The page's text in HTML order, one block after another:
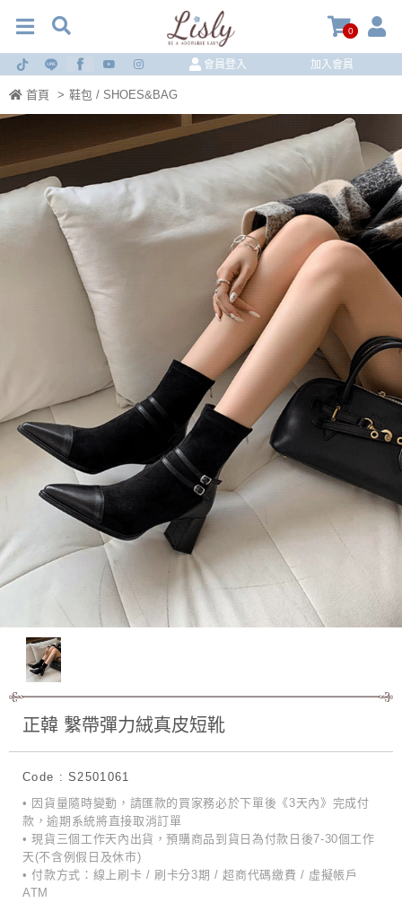
0
會員登入 加入會員
首頁 > 鞋包 / SHOES&BAG
正韓 繫帶彈力絨真皮短靴
Code : S2501061
• 因貨量隨時變動，請匯款的買家務必於下單後《3天內》完成付
款，逾期系統將直接取消訂單
• 現貨三個工作天內出貨，預購商品到貨日為付款日後7-30個工作
天(不含例假日及休市)
• 付款方式：線上刷卡 / 刷卡分3期 / 超商代碼繳費 / 虛擬帳戶
ATM